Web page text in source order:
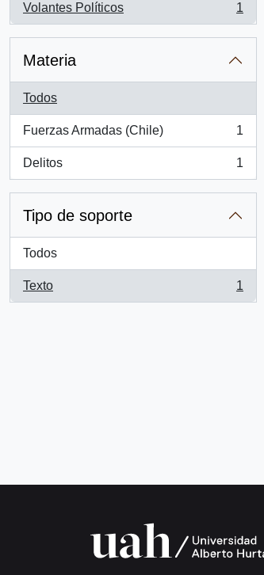
Volantes Políticos
, 1 resultados
1
Materia
Todos
Fuerzas Armadas (Chile)
, 1 resultados
1
Delitos
, 1 resultados
1
Tipo de soporte
Todos
Texto
, 1 resultados
1